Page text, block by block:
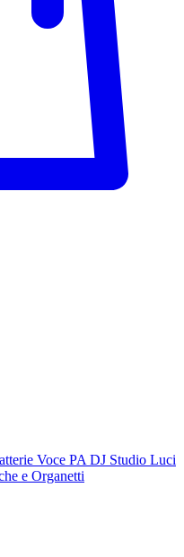
Voce PA DJ Studio Luci
e Organetti